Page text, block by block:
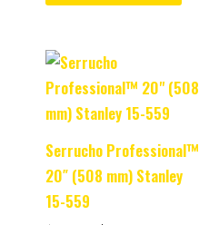
Serrucho Professional™
20″ (508 mm) Stanley
15-559
Original
price
was:
$ 79.990.
is:
$ 69.990.